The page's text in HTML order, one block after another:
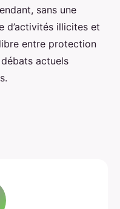
sans une
d’activités illicites et
entre protection
actuels